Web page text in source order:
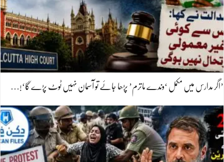
’اگر مدارس میں مکمل ‘وندے ماترم’ پڑھا جائے تو آسمان نہیں ٹوٹ پڑے گا‘!…